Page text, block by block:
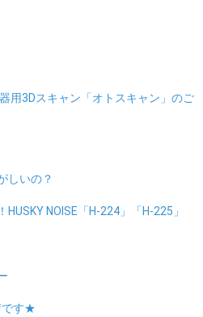
用3Dスキャン「オトスキャン」のご
しいの？
NOISE「H-224」「H-225」
です★